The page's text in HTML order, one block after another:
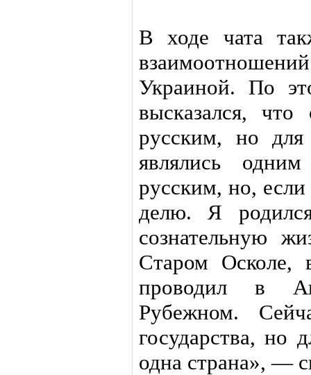
В ходе чата
Украиной. По
высказался,
русским, но для
являлись
русским, но,
делю. Я
сознательную
Старом Осколе,
проводил в
Рубежном.
государства, но
одна страна», —